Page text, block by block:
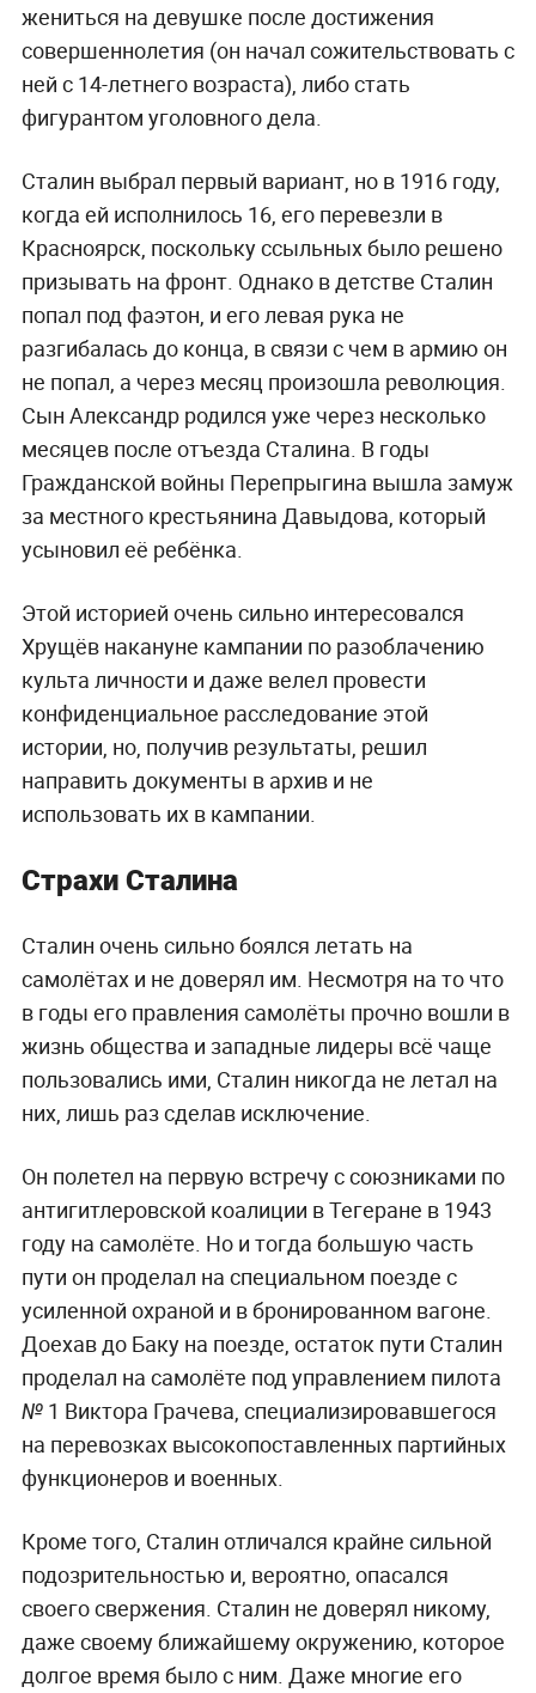
жениться на девушке после достижения
совершеннолетия (он начал сожительствовать с
ней с 14-летнего возраста), либо стать
фигурантом уголовного дела.
Сталин выбрал первый вариант, но в 1916 году,
когда ей исполнилось 16, его перевезли в
Красноярск, поскольку ссыльных было решено
призывать на фронт. Однако в детстве Сталин
попал под фаэтон, и его левая рука не
разгибалась до конца, в связи с чем в армию он
не попал, а через месяц произошла революция.
Сын Александр родился уже через несколько
месяцев после отъезда Сталина. В годы
Гражданской войны Перепрыгина вышла замуж
за местного крестьянина Давыдова, который
усыновил её ребёнка.
Этой историей очень сильно интересовался
Хрущёв накануне кампании по разоблачению
культа личности и даже велел провести
конфиденциальное расследование этой
истории, но, получив результаты, решил
направить документы в архив и не
использовать их в кампании.
Страхи Сталина
Сталин очень сильно боялся летать на
самолётах и не доверял им. Несмотря на то что
в годы его правления самолёты прочно вошли в
жизнь общества и западные лидеры всё чаще
пользовались ими, Сталин никогда не летал на
них, лишь раз сделав исключение.
Он полетел на первую встречу с союзниками по
антигитлеровской коалиции в Тегеране в 1943
году на самолёте. Но и тогда большую часть
пути он проделал на специальном поезде с
усиленной охраной и в бронированном вагоне.
Доехав до Баку на поезде, остаток пути Сталин
проделал на самолёте под управлением пилота
№ 1 Виктора Грачева, специализировавшегося
на перевозках высокопоставленных партийных
функционеров и военных.
Кроме того, Сталин отличался крайне сильной
подозрительностью и, вероятно, опасался
своего свержения. Сталин не доверял никому,
даже своему ближайшему окружению, которое
долгое время было с ним. Даже многие его